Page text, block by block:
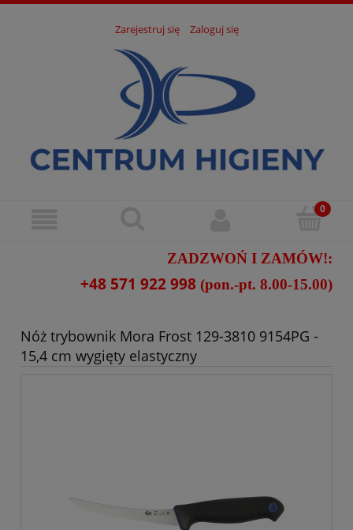
Zarejestruj się Zaloguj się
ZADZWOŃ I ZAMÓW!:
+48 571 922 998 (pon.-pt. 8.00-15.00)
Nóż trybownik Mora Frost 129-3810 9154PG -
15,4 cm wygięty elastyczny